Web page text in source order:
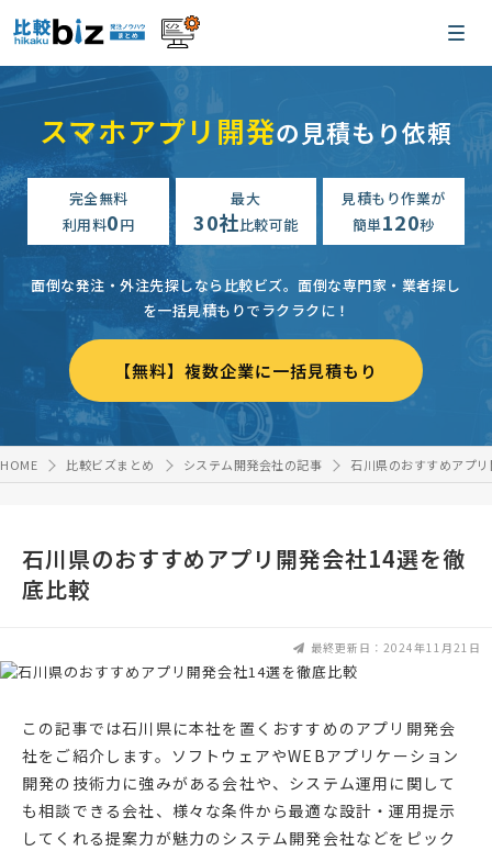
スマホアプリ開発の見積もり依頼
完全無料
利用料0円
最大
30社比較可能
見積もり作業が
簡単120秒
面倒な発注・外注先探しなら比較ビズ。 面倒な専門家・業者探し
を一括見積もりでラクラクに！
【無料】複数企業に一括見積もり
HOME 比較ビズまとめ システム開発会社の記事 石川県のおすすめアプ
石川県のおすすめアプリ開発会社14選を徹
底比較
最終更新日：2024年11月21日
この記事では石川県に本社を置くおすすめのアプリ開発会
社をご紹介します。ソフトウェアやWEBアプリケーション
開発の技術力に強みがある会社や、システム運用に関して
も相談できる会社、様々な条件から最適な設計・運用提示
してくれる提案力が魅力のシステム開発会社などをピック